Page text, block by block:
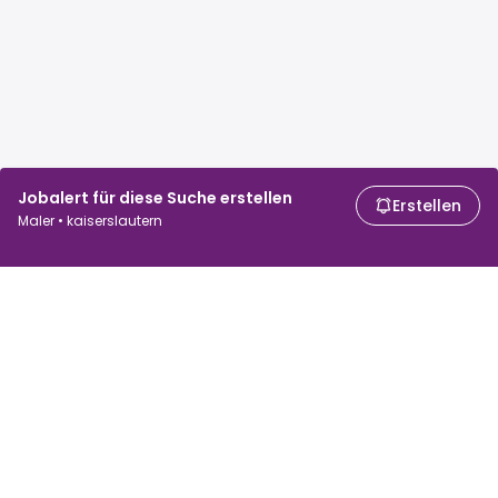
Jobalert für diese Suche erstellen
Maler • kaiserslautern
Erstellen